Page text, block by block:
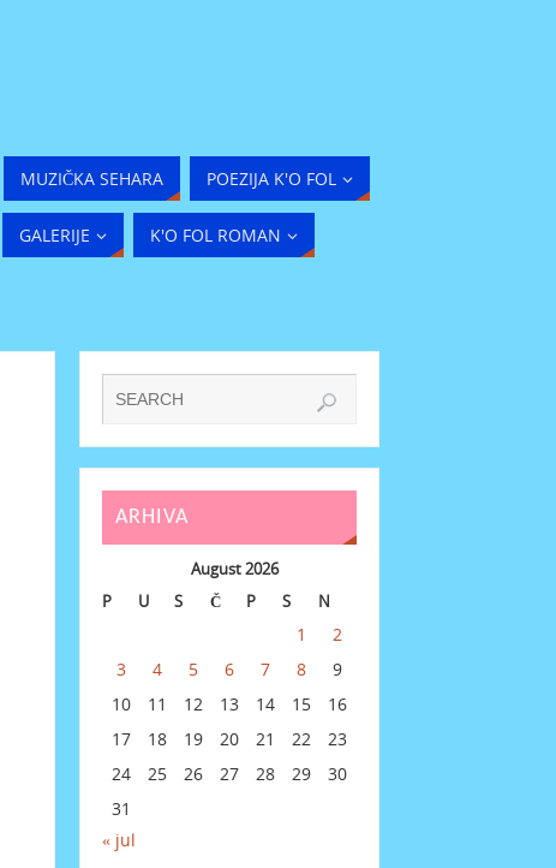
MUZIČKA SEHARA POEZIJA K'O FOL
GALERIJE K'O FOL ROMAN
ARHIVA
August 2026
P
U S Č P S N
1
2
3
4 5 6 7 8
9
10
11 12 13 14 15
16
17
18 19 20 21 22
23
24
25 26 27 28 29
30
31
« jul